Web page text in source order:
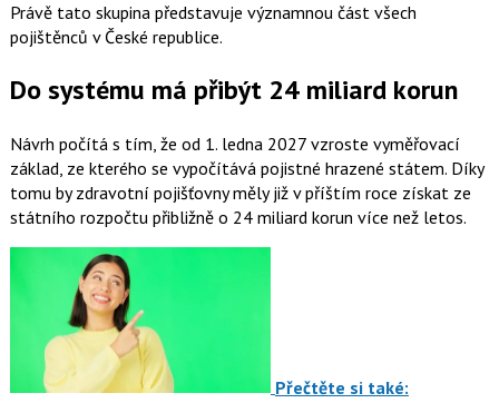
Právě tato skupina představuje významnou část všech
pojištěnců v České republice.
Do systému má přibýt 24 miliard korun
Návrh počítá s tím, že od 1. ledna 2027 vzroste vyměřovací
základ, ze kterého se vypočítává pojistné hrazené státem. Díky
tomu by zdravotní pojišťovny měly již v příštím roce získat ze
státního rozpočtu přibližně o 24 miliard korun více než letos.
Přečtěte si také: